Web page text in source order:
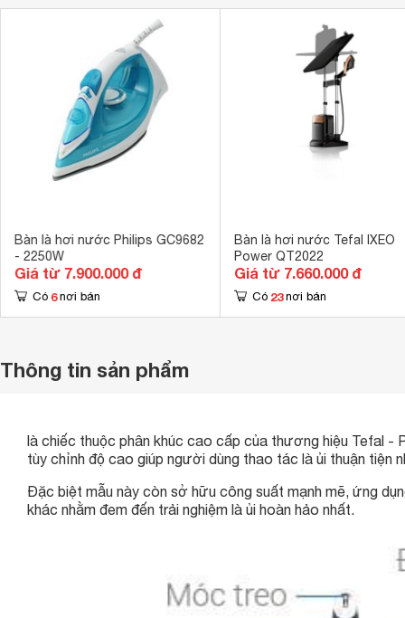
Bàn là hơi nước Philips GC9682
- 2250W
Giá từ 7.900.000 đ
Có 6 nơi bán
Bàn là hơi nước Tefal IXEO
Power QT2022
Giá từ 7.660.000 đ
Có 23 nơi bán
Thông tin sản phẩm
là chiếc thuộc phân khúc cao cấp của thương hiệu Tefal -
tùy chỉnh độ cao giúp người dùng thao tác là ủi thuận tiện
Đặc biệt mẫu này còn sở hữu công suất mạnh mẽ, ứng
khác nhằm đem đến trải nghiệm là ủi hoàn hảo nhất.